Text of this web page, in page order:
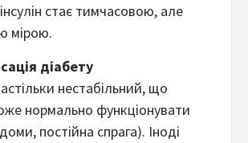
стає тимчасовою, але
мірою.
діабету
нестабільний, що
нормально функціонувати
постійна спрага). Іноді